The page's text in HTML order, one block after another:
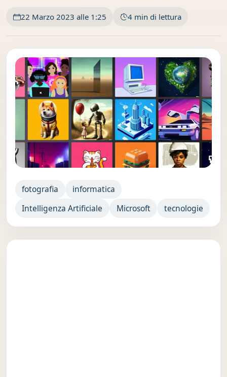
22 Marzo 2023 alle 1:25 4 min di lettura
fotografia
informatica
Intelligenza Artificiale
Microsoft tecnologie